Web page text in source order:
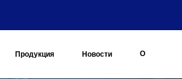
Продукция Новости О